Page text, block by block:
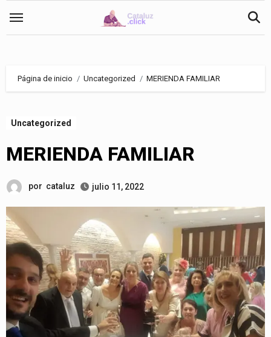
Página de inicio Uncategorized MERIENDA FAMILIAR
Uncategorized
MERIENDA FAMILIAR
por cataluz julio 11, 2022